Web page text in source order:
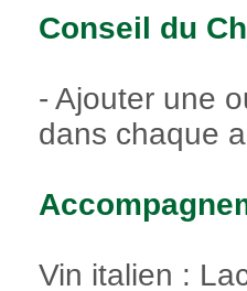
Conseil du
- Ajouter une
dans chaque
Vin italien :